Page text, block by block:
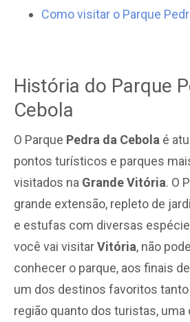
Como visitar o Parque
História do Parque
Cebola
O Parque Pedra da Cebola é
pontos turísticos e parques
visitados na Grande Vitória. O
grande extensão, repleto de
e estufas com diversas
você vai visitarVitória, não
conhecer o parque, aos finais
um dos destinos favoritos
região quanto dos turistas, uma